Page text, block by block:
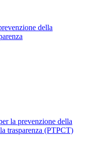
della
la prevenzione della
trasparenza (PTPCT)